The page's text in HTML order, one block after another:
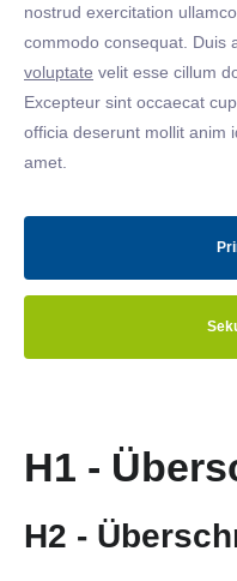
nostrud exercitation
commodo consequat. Duis
voluptate velit esse cillum
Excepteur sint occaecat
officia deserunt mollit anim
amet.
H1 -
H2 -